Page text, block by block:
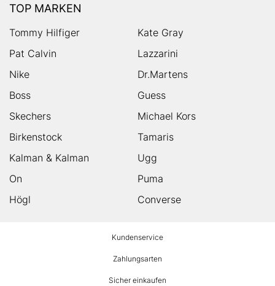
TOP MARKEN
Tommy Hilfiger
Kate Gray
Pat Calvin
Lazzarini
Nike
Dr.Martens
Boss
Guess
Skechers
Michael Kors
Birkenstock
Tamaris
Kalman & Kalman
Ugg
On
Puma
Högl
Converse
Kundenservice
Zahlungsarten
Sicher einkaufen